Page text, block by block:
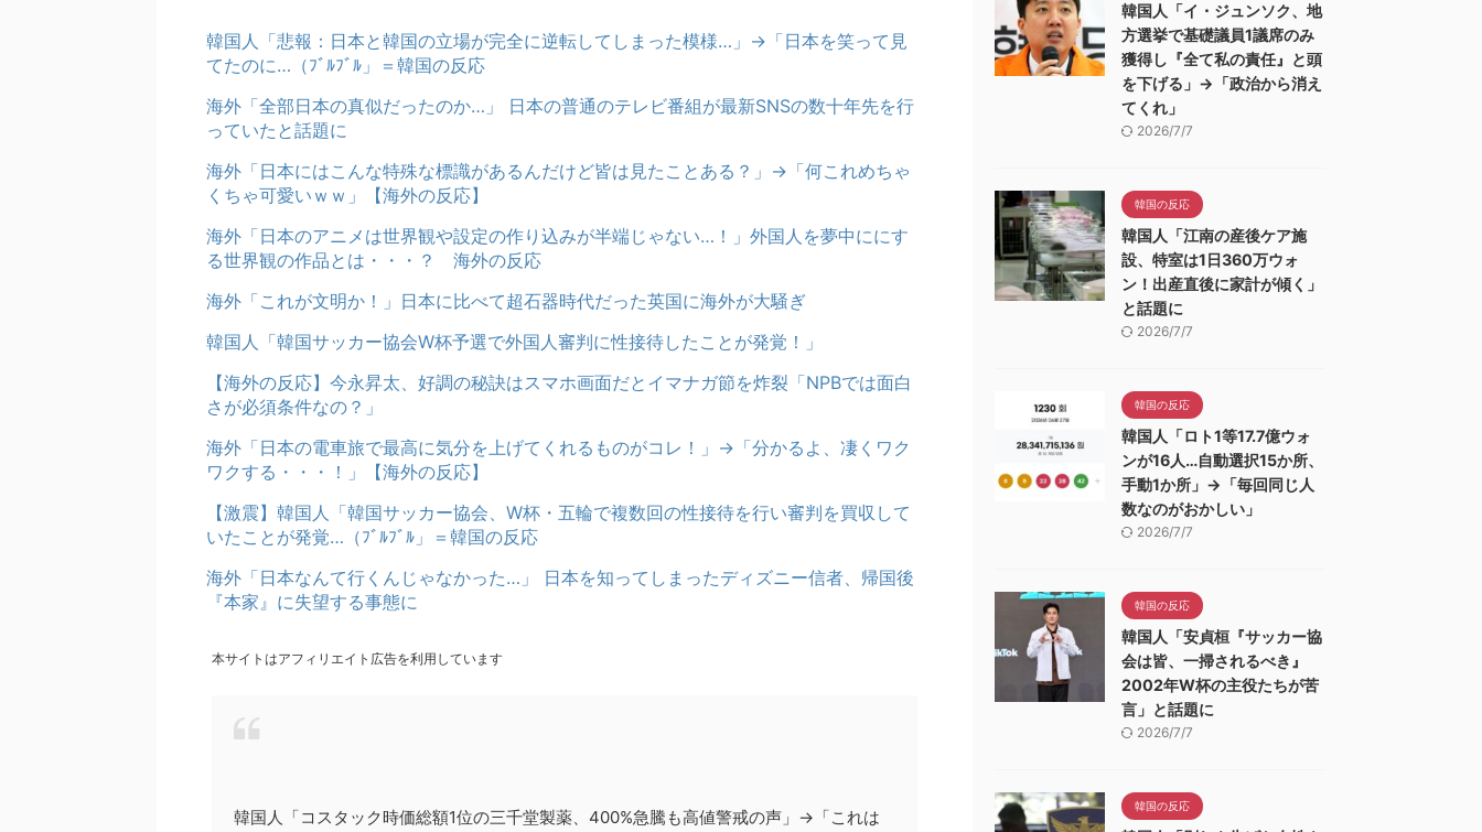
韓国人「悲報：日本と韓国の立場が完全に逆転してしまった模様…」→「日本を笑って見
てたのに…（ﾌﾞﾙﾌﾞﾙ」＝韓国の反応
海外「全部日本の真似だったのか…」 日本の普通のテレビ番組が最新SNSの数十年先を行
っていたと話題に
海外「日本にはこんな特殊な標識があるんだけど皆は見たことある？」→「何これめちゃ
くちゃ可愛いｗｗ」【海外の反応】
海外「日本のアニメは世界観や設定の作り込みが半端じゃない…！」外国人を夢中ににす
る世界観の作品とは・・・？ 海外の反応
海外「これが文明か！」日本に比べて超石器時代だった英国に海外が大騒ぎ
韓国人「韓国サッカー協会W杯予選で外国人審判に性接待したことが発覚！」
【海外の反応】今永昇太、好調の秘訣はスマホ画面だとイマナガ節を炸裂「NPBでは面白
さが必須条件なの？」
海外「日本の電車旅で最高に気分を上げてくれるものがコレ！」→「分かるよ、凄くワク
ワクする・・・！」【海外の反応】
【激震】韓国人「韓国サッカー協会、W杯・五輪で複数回の性接待を行い審判を買収して
いたことが発覚…（ﾌﾞﾙﾌﾞﾙ」＝韓国の反応
海外「日本なんて行くんじゃなかった…」 日本を知ってしまったディズニー信者、帰国後
『本家』に失望する事態に
本サイトはアフィリエイト広告を利用しています
韓国人「コスタック時価総額1位の三千堂製薬、400%急騰も高値警戒の声」→「これは
韓国人「イ・ジュンソク、地
方選挙で基礎議員1議席のみ
獲得し『全て私の責任』と頭
を下げる」→「政治から消え
てくれ」
2026/7/7
韓国の反応
韓国人「江南の産後ケア施
設、特室は1日360万ウォ
ン！出産直後に家計が傾く」
と話題に
2026/7/7
韓国の反応
韓国人「ロト1等17.7億ウォ
ンが16人…自動選択15か所、
手動1か所」→「毎回同じ人
数なのがおかしい」
2026/7/7
韓国の反応
韓国人「安貞桓『サッカー協
会は皆、一掃されるべき』
2002年W杯の主役たちが苦
言」と話題に
2026/7/7
韓国の反応